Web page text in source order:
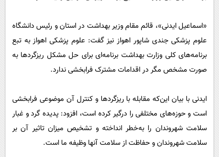
«اسماعیل ایدنی»، قائم مقام وزیر بهداشت در استان و رئیس دانشگاه
علوم پزشکی جندی شاپور اهواز نیز گفت: علوم پزشکی اهواز به تبع
برنامه‌های کلی وزارت بهداشت برنامه‌ای برای حل مشکل ریزگرد‌ها به
صورت مشخص مگر در اقدامات مشترک فرابخشی ندارد.
ایدنی با بیان این‌که مقابله با ریزگرد‌ها و کنترل آن موضوعی فرابخشی
است و حوزه‌های مختلفی را درگیر کرده است، افزود: پدیده گرد و غبار
سلامت شهروندان را به‌خطر انداخته و تشخیص میزان تاثیر آن بر
سلامت شهروندان و حفاظت از سلامت آنها وظیفه ما است.